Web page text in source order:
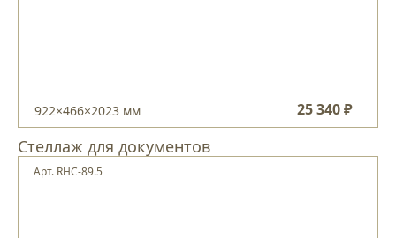
922×466×2023 мм 25 340 ₽
Стеллаж для документов
Арт. RHC-89.5